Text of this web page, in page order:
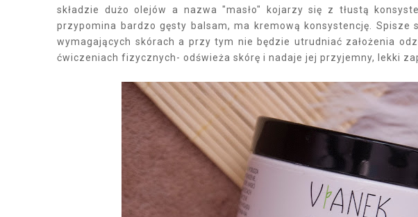
składzie dużo olejów a nazwa "masło" kojarzy się z tłustą
przypomina bardzo gęsty balsam, ma kremową konsystencję.
wymagających skórach a przy tym nie będzie utrudniać założenia
ćwiczeniach fizycznych- odświeża skórę i nadaje jej przyjemny, lekki